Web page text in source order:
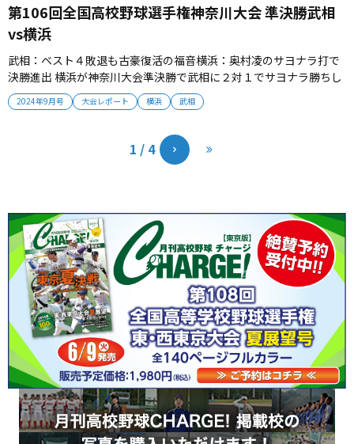
2024年9月号 大会レポート 横浜 武相
第106回全国高校野球選手権神奈川大会 準決勝武相
vs横浜
武相：ベスト４敗退も古豪復活の福音横浜：奥村凌のサヨナラ打で
決勝進出 横浜が神奈川大会準決勝で武相に２対１でサヨナラ勝ちし
た。互いの伝統とプライドがぶつかる激闘は１対１で９回まで進
み、最後は横浜が勝利をたぐり寄せた。 ■武相 春県優勝の実力を
1 / 4